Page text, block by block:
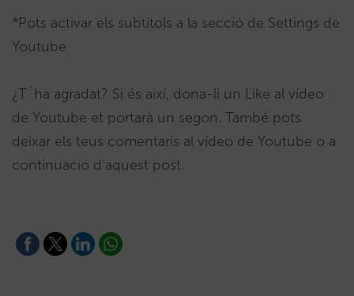
*Pots activar els subtítols a la secció de Settings de
Youtube
¿T´ha agradat? Si és així, dona-li un Like al vídeo
de Youtube et portarà un segon. També pots
deixar els teus comentaris al vídeo de Youtube o a
continuació d’aquest post.